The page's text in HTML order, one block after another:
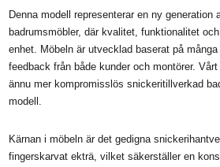
Denna modell representerar en ny generation
badrumsmöbler, där kvalitet, funktionalitet
enhet. Möbeln är utvecklad baserat på
feedback från både kunder och montörer.
ännu mer kompromisslös snickeritillverkad
modell.
Kärnan i möbeln är det gedigna
fingerskarvat ekträ, vilket säkerställer en